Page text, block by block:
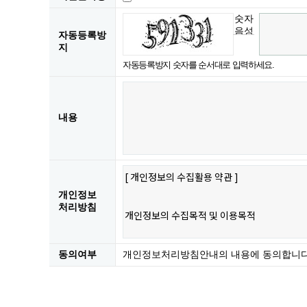
자동등록방
지
숫자
음성
자동등록방지 숫자를 순서대로 입력하세요.
내용
개인정보
처리방침
동의여부 개인정보처리방침안내의 내용에 동의합니